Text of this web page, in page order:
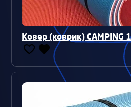
Ковер (коврик) CAMPING